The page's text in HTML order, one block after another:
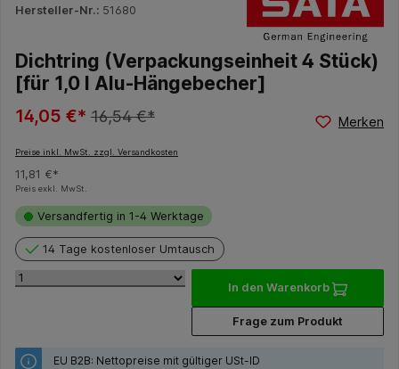
Hersteller-Nr.: 51680
Dichtring (Verpackungseinheit 4 Stück)
[für 1,0 l Alu-Hängebecher]
14,05 €* 16,54 €* Merken
Preise inkl. MwSt. zzgl. Versandkosten
11,81 €*
Preis exkl. MwSt.
Versandfertig in 1-4 Werktage
14 Tage kostenloser Umtausch
In den Warenkorb
Frage zum Produkt
EU B2B: Nettopreise mit gültiger USt-ID